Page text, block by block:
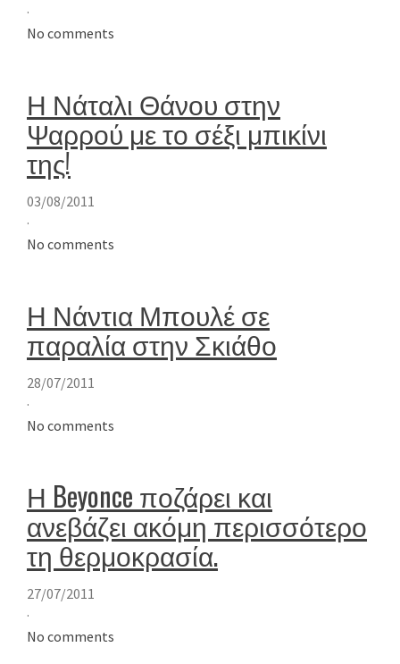
·
No comments
Η Νάταλι Θάνου στην
Ψαρρού με το σέξι μπικίνι
της!
03/08/2011
·
No comments
Η Νάντια Μπουλέ σε
παραλία στην Σκιάθο
28/07/2011
·
No comments
Η Beyonce ποζάρει και
ανεβάζει ακόμη περισσότερο
τη θερμοκρασία.
27/07/2011
·
No comments